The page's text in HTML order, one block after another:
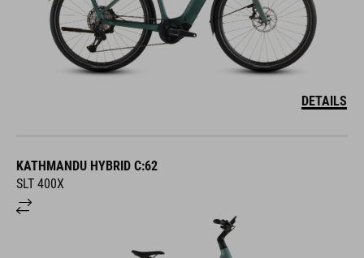
DETAILS
KATHMANDU HYBRID C:62
SLT 400X